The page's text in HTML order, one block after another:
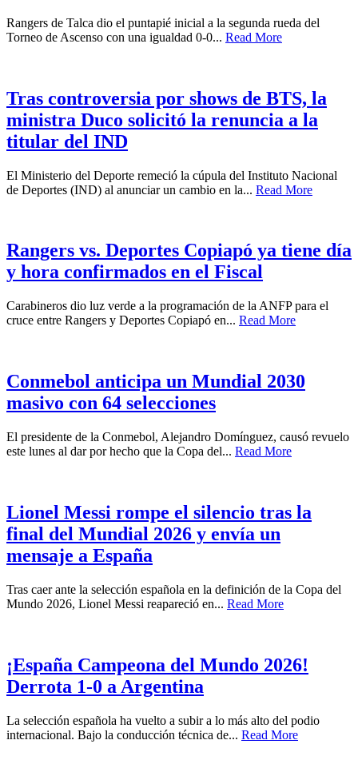
Rangers de Talca dio el puntapié inicial a la segunda rueda del
Torneo de Ascenso con una igualdad 0-0... Read More
Tras controversia por shows de BTS, la
ministra Duco solicitó la renuncia a la
titular del IND
El Ministerio del Deporte remeció la cúpula del Instituto Nacional
de Deportes (IND) al anunciar un cambio en la... Read More
Rangers vs. Deportes Copiapó ya tiene día
y hora confirmados en el Fiscal
Carabineros dio luz verde a la programación de la ANFP para el
cruce entre Rangers y Deportes Copiapó en... Read More
Conmebol anticipa un Mundial 2030
masivo con 64 selecciones
El presidente de la Conmebol, Alejandro Domínguez, causó revuelo
este lunes al dar por hecho que la Copa del... Read More
Lionel Messi rompe el silencio tras la
final del Mundial 2026 y envía un
mensaje a España
Tras caer ante la selección española en la definición de la Copa del
Mundo 2026, Lionel Messi reapareció en... Read More
¡España Campeona del Mundo 2026!
Derrota 1-0 a Argentina
La selección española ha vuelto a subir a lo más alto del podio
internacional. Bajo la conducción técnica de... Read More